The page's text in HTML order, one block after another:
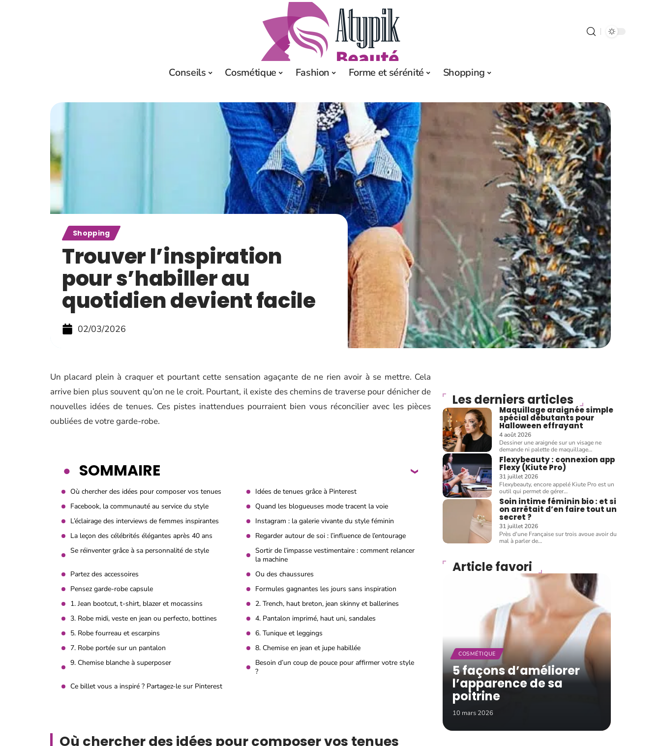
Conseils Cosmétique Fashion Forme et sérénité Shopping
Shopping
Trouver l’inspiration
pour s’habiller au
quotidien devient facile
02/03/2026
Un placard plein à craquer et pourtant cette sensation agaçante de ne rien avoir à se mettre. Cela
arrive bien plus souvent qu’on ne le croit. Pourtant, il existe des chemins de traverse pour dénicher de
nouvelles idées de tenues. Ces pistes inattendues pourraient bien vous réconcilier avec les pièces
oubliées de votre garde-robe.
SOMMAIRE
Où chercher des idées pour composer vos tenues
Idées de tenues grâce à Pinterest
Facebook, la communauté au service du style
Quand les blogueuses mode tracent la voie
L’éclairage des interviews de femmes inspirantes
Instagram : la galerie vivante du style féminin
La leçon des célébrités élégantes après 40 ans
Regarder autour de soi : l’influence de l’entourage
Se réinventer grâce à sa personnalité de style
Sortir de l’impasse vestimentaire : comment relancer
la machine
Partez des accessoires
Ou des chaussures
Pensez garde-robe capsule
Formules gagnantes les jours sans inspiration
1. Jean bootcut, t-shirt, blazer et mocassins
2. Trench, haut breton, jean skinny et ballerines
3. Robe midi, veste en jean ou perfecto, bottines
4. Pantalon imprimé, haut uni, sandales
5. Robe fourreau et escarpins
6. Tunique et leggings
7. Robe portée sur un pantalon
8. Chemise en jean et jupe habillée
9. Chemise blanche à superposer
Besoin d’un coup de pouce pour affirmer votre style
?
Ce billet vous a inspiré ? Partagez-le sur Pinterest
Où chercher des idées pour composer vos tenues
Les derniers articles
Maquillage araignée simple
spécial débutants pour
Halloween effrayant
4 août 2026
Dessiner une araignée sur un visage ne
demande ni palette de maquillage…
Flexybeauty : connexion app
Flexy (Kiute Pro)
31 juillet 2026
Flexybeauty, encore appelé Kiute Pro est un
outil qui permet de gérer…
Soin intime féminin bio : et si
on arrêtait d’en faire tout un
secret ?
31 juillet 2026
Près d'une Française sur trois avoue avoir du
mal à parler de…
Article favori
COSMÉTIQUE
5 façons d’améliorer
l’apparence de sa
poitrine
10 mars 2026